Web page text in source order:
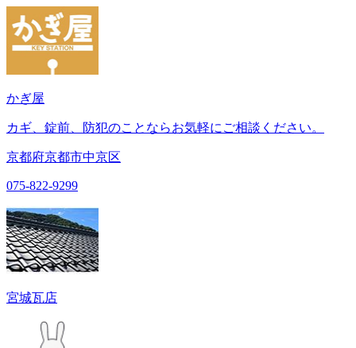
かぎ屋
カギ、錠前、防犯のことならお気軽にご相談ください。
京都府京都市中京区
075-822-9299
宮城瓦店